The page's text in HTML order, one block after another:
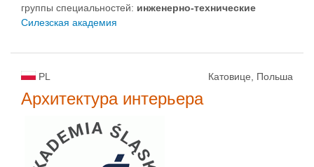
группы специальностей: инженерно-техническиe
Силезская академия
PL Катовице, Польша
Архитектура интерьера